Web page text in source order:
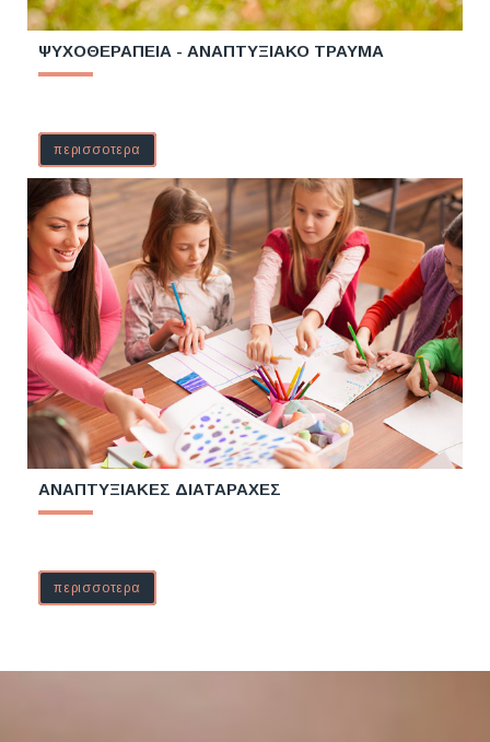
ΨΥΧΟΘΕΡΑΠΕΙΑ - ΑΝΑΠΤΥΞΙΑΚΟ ΤΡΑΥΜΑ
περισσοτερα
ΑΝΑΠΤΥΞΙΑΚΕΣ ΔΙΑΤΑΡΑΧΕΣ
περισσοτερα